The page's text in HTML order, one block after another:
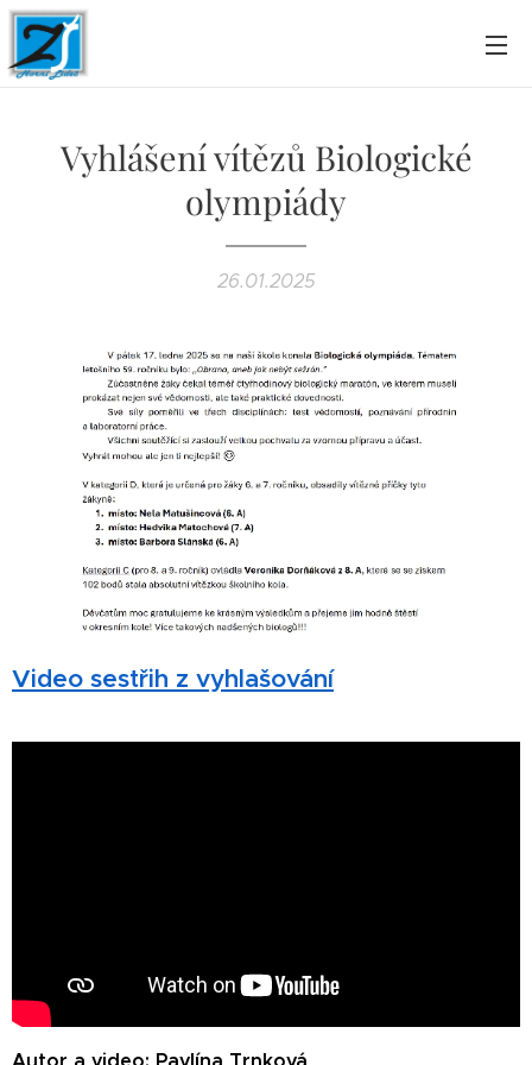
Vyhlášení vítězů Biologické
olympiády
26.01.2025
Video sestřih z vyhlašování